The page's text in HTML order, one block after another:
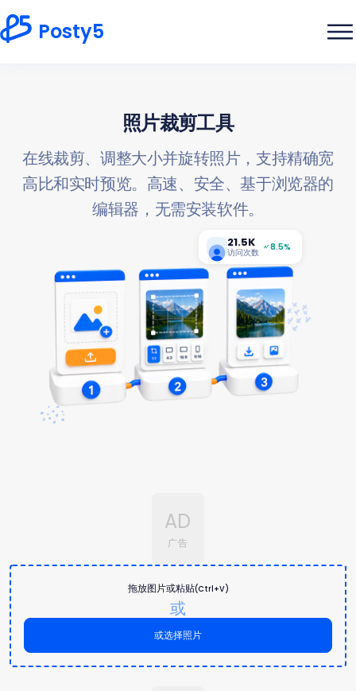
Posty5
照片裁剪工具
在线裁剪、调整大小并旋转照片，支持精确宽
高比和实时预览。高速、安全、基于浏览器的
编辑器，无需安装软件。
21.5K
访问次数 8.5%
AD
广告
拖放图片或粘贴(Ctrl+V)
或
或选择照片